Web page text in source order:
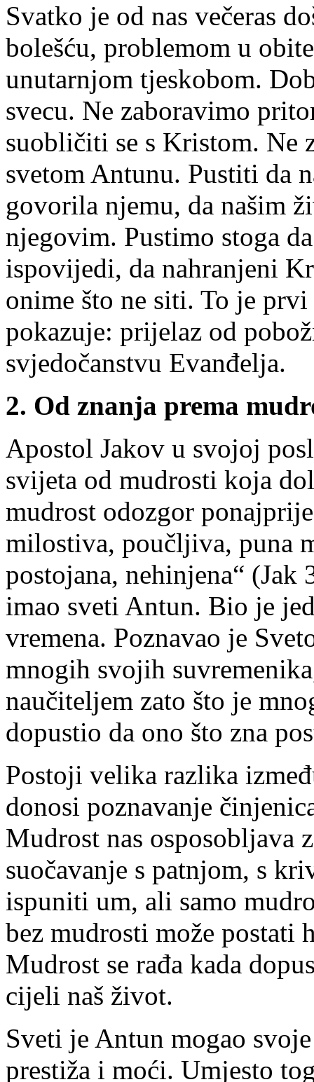
Svatko je od nas večeras
bolešću, problemom u
unutarnjom tjeskobom.
svecu. Ne zaboravimo
suobličiti se s Kristom. Ne
svetom Antunu. Pustiti da
govorila njemu, da našim
njegovim. Pustimo stoga
ispovijedi, da nahranjeni
onime što ne siti. To je
pokazuje: prijelaz od
svjedočanstvu Evanđelja.
2. Od znanja prema
Apostol Jakov u svojoj
svijeta od mudrosti koja
mudrost odozgor
milostiva, poučljiva, puna
postojana, nehinjena“
imao sveti Antun. Bio je
vremena. Poznavao je
mnogih svojih
naučiteljem zato što je
dopustio da ono što zna
Postoji velika razlika
donosi poznavanje
Mudrost nas osposobljava
suočavanje s patnjom, s
ispuniti um, ali samo
bez mudrosti može postati
Mudrost se rađa kada
cijeli naš život.
Sveti je Antun mogao
prestiža i moći. Umjesto